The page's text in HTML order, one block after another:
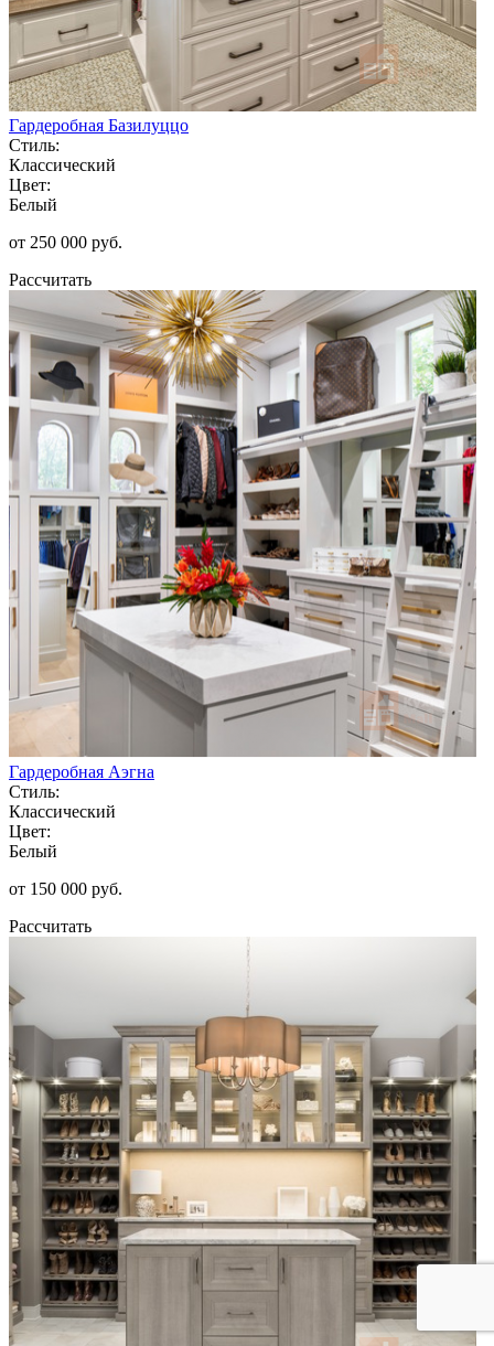
Гардеробная Базилуццо
Стиль:
Классический
Цвет:
Белый
от 250 000 руб.
Рассчитать
Гардеробная Аэгна
Стиль:
Классический
Цвет:
Белый
от 150 000 руб.
Рассчитать